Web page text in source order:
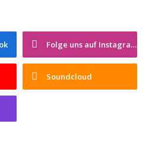
Folge uns auf Instagram
Soundcloud